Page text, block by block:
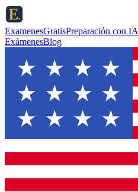
ExamenesGratisPreparación con IA
ExámenesBlog